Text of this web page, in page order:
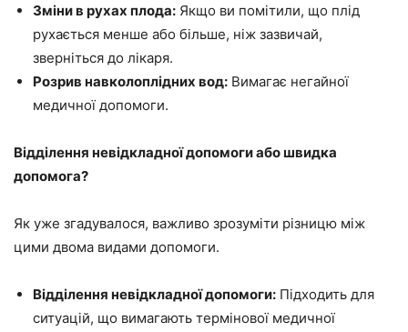
Зміни в рухах плода: Якщо ви помітили, що плід
рухається менше або більше, ніж зазвичай,
зверніться до лікаря.
Розрив навколоплідних вод: Вимагає негайної
медичної допомоги.
Відділення невідкладної допомоги або швидка
допомога?
Як уже згадувалося, важливо зрозуміти різницю між
цими двома видами допомоги.
Відділення невідкладної допомоги: Підходить для
ситуацій, що вимагають термінової медичної